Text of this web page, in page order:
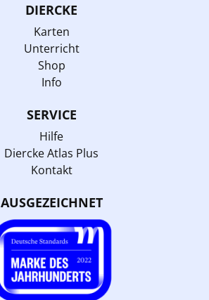
DIERCKE
Karten
Unterricht
Shop
Info
SERVICE
Hilfe
Diercke Atlas Plus
Kontakt
AUSGEZEICHNET